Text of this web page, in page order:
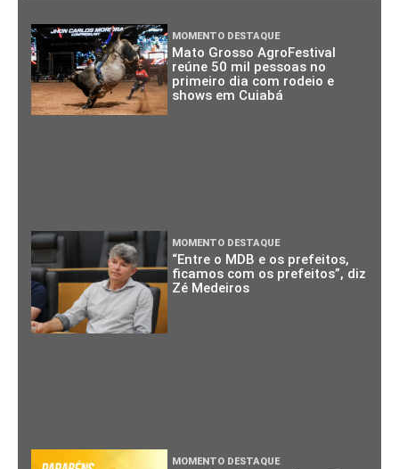
MOMENTO DESTAQUE
Mato Grosso AgroFestival
reúne 50 mil pessoas no
primeiro dia com rodeio e
shows em Cuiabá
MOMENTO DESTAQUE
“Entre o MDB e os prefeitos,
ficamos com os prefeitos”, diz
Zé Medeiros
MOMENTO DESTAQUE